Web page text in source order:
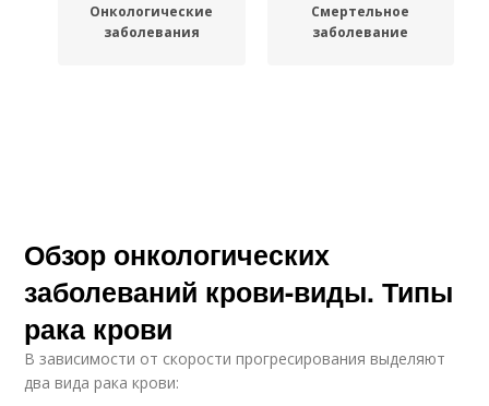
Онкологические
заболевания
Смертельное
заболевание
Обзор онкологических
заболеваний крови-виды. Типы
рака крови
В зависимости от скорости прогресирования выделяют
два вида рака крови: